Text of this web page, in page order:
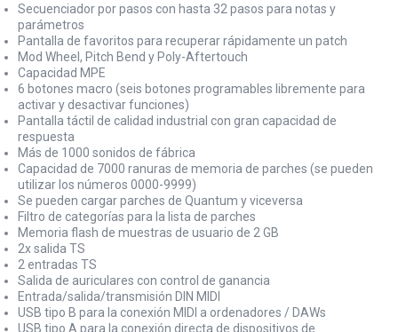
Secuenciador por pasos con hasta 32 pasos para notas y
parámetros
Pantalla de favoritos para recuperar rápidamente un patch
Mod Wheel, Pitch Bend y Poly-Aftertouch
Capacidad MPE
6 botones macro (seis botones programables libremente para
activar y desactivar funciones)
Pantalla táctil de calidad industrial con gran capacidad de
respuesta
Más de 1000 sonidos de fábrica
Capacidad de 7000 ranuras de memoria de parches (se pueden
utilizar los números 0000-9999)
Se pueden cargar parches de Quantum y viceversa
Filtro de categorías para la lista de parches
Memoria flash de muestras de usuario de 2 GB
2x salida TS
2 entradas TS
Salida de auriculares con control de ganancia
Entrada/salida/transmisión DIN MIDI
USB tipo B para la conexión MIDI a ordenadores / DAWs
USB tipo A para la conexión directa de dispositivos de